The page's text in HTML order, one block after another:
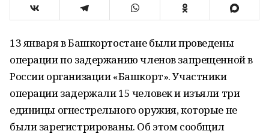
13 января в Башкортостане были проведены
операции по задержанию членов запрещенной в
России организации «Башкорт». Участники
операции задержали 15 человек и изъяли три
единицы огнестрельного оружия, которые не
были зарегистрированы. Об этом сообщил